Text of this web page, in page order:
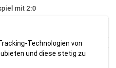
mit 2:0
Delmenhorster TB
verliert zum Bezirksliga-
Technologien von
und diese stetig zu